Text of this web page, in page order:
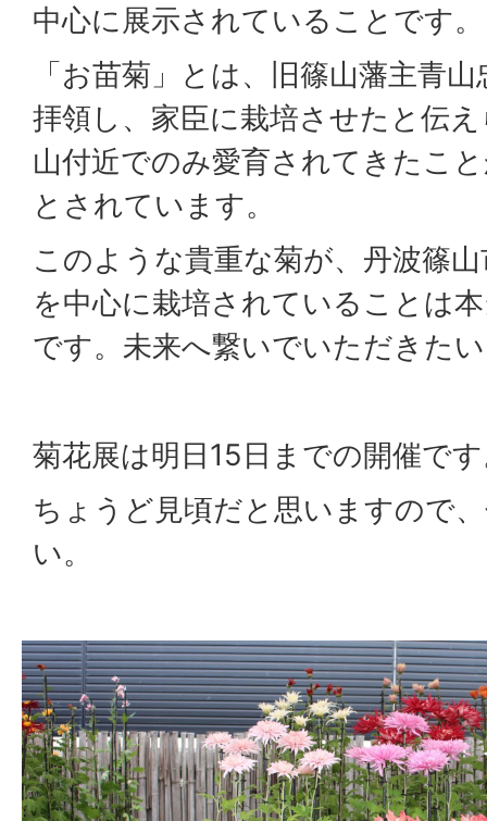
中心に展示されていることです。
「お苗菊」とは、旧篠山藩主青
拝領し、家臣に栽培させたと伝
山付近でのみ愛育されてきたこ
とされています。
このような貴重な菊が、丹波篠
を中心に栽培されていることは
です。未来へ繋いでいただきた
菊花展は明日15日までの開催で
ちょうど見頃だと思いますので
い。